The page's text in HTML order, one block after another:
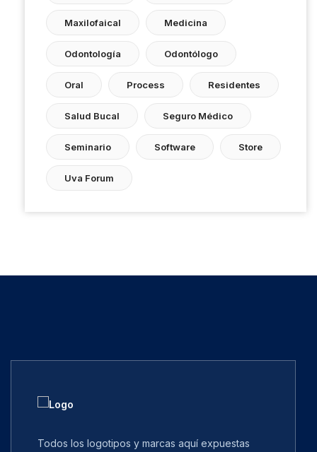
Maxilofaical Medicina
Odontología Odontólogo
Oral Process Residentes
Salud Bucal Seguro Médico
Seminario Software Store
Uva Forum
Todos los logotipos y marcas aquí expuestas